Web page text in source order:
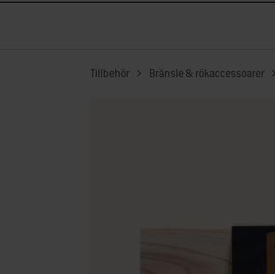
Tillbehör Bränsle & rökaccessoarer